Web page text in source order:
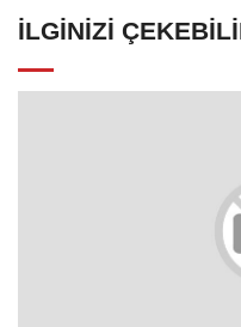
İLGINIZI